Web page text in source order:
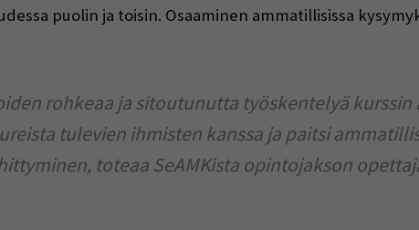
puolin ja toisin. Osaaminen ammatillisissa
rohkeaa ja sitoutunutta työskentelyä kurssin
tulevien ihmisten kanssa ja paitsi
toteaa SeAMKista opintojakson